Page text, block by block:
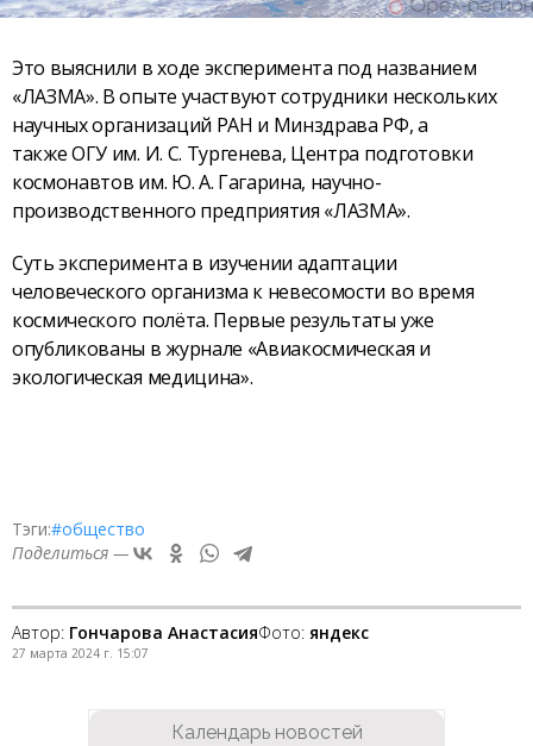
Это выяснили в ходе эксперимента под названием
«ЛАЗМА». В опыте участвуют сотрудники нескольких
научных организаций РАН и Минздрава РФ, а
также ОГУ им. И. С. Тургенева, Центра подготовки
космонавтов им. Ю. А. Гагарина, научно-
производственного предприятия «ЛАЗМА».
Суть эксперимента в изучении адаптации
человеческого организма к невесомости во время
космического полёта. Первые результаты уже
опубликованы в журнале «Авиакосмическая и
экологическая медицина».
Тэги:#общество
Поделиться —
Автор: Гончарова АнастасияФото: яндекс
27 марта 2024 г. 15:07
Календарь новостей